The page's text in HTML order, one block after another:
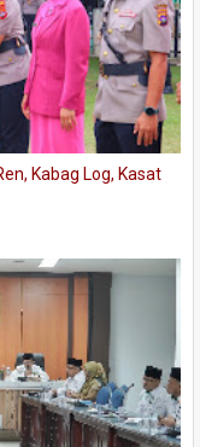
Kabag Log, Kasat